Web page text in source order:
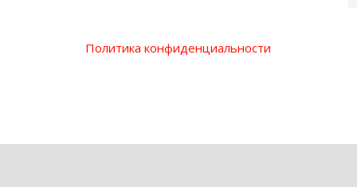
Политика конфиденциальности